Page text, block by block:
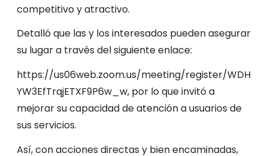
competitivo y atractivo.
Detalló que las y los interesados pueden asegurar
su lugar a través del siguiente enlace:
https://us06web.zoom.us/meeting/register/WDH
YW3EfTrqjETXF9P6w_w, por lo que invitó a
mejorar su capacidad de atención a usuarios de
sus servicios.
Así, con acciones directas y bien encaminadas,